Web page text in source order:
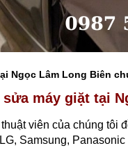
Ngọc Lâm Long Biên
máy giặt tại
thuật viên của chúng tôi
Samsung,